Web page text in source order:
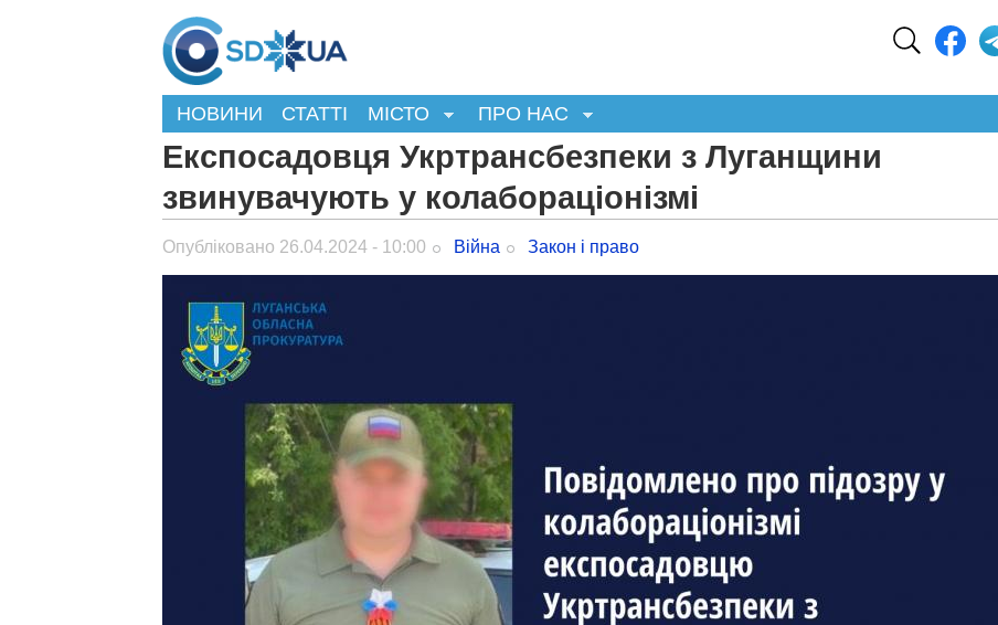
НОВИНИ СТАТТІ МІСТО ПРО НАС
Експосадовця Укртрансбезпеки з Луганщини
звинувачують у колабораціонізмі
Опубліковано 26.04.2024 - 10:00 Війна Закон і право